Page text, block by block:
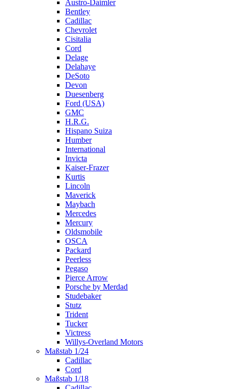
Austro-Daimler
Bentley
Cadillac
Chevrolet
Cisitalia
Cord
Delage
Delahaye
DeSoto
Devon
Duesenberg
Ford (USA)
GMC
H.R.G.
Hispano Suiza
Humber
International
Invicta
Kaiser-Frazer
Kurtis
Lincoln
Maverick
Maybach
Mercedes
Mercury
Oldsmobile
OSCA
Packard
Peerless
Pegaso
Pierce Arrow
Porsche by Merdad
Studebaker
Stutz
Trident
Tucker
Victress
Willys-Overland Motors
Maßstab 1/24
Cadillac
Cord
Maßstab 1/18